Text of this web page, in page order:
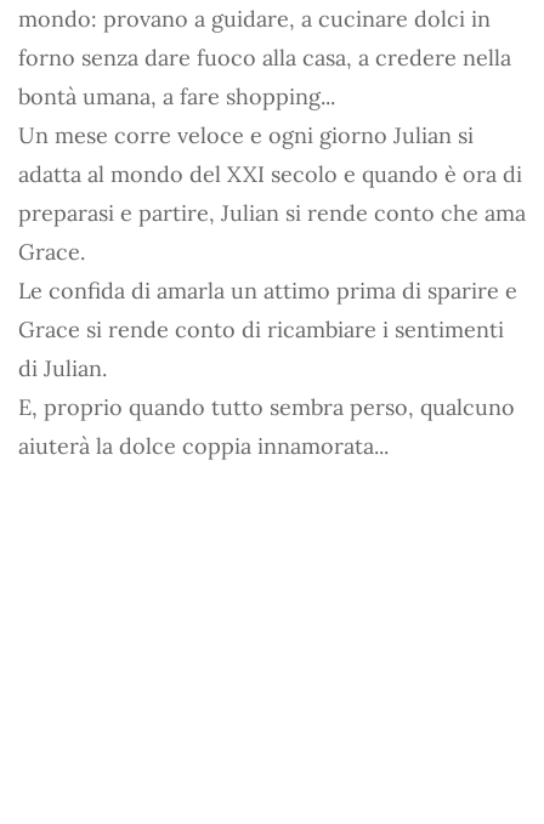
mondo: provano a guidare, a cucinare dolci in
forno senza dare fuoco alla casa, a credere nella
bontà umana, a fare shopping...
Un mese corre veloce e ogni giorno Julian si
adatta al mondo del XXI secolo e quando è ora di
preparasi e partire, Julian si rende conto che ama
Grace.
Le confida di amarla un attimo prima di sparire e
Grace si rende conto di ricambiare i sentimenti
di Julian.
E, proprio quando tutto sembra perso, qualcuno
aiuterà la dolce coppia innamorata...